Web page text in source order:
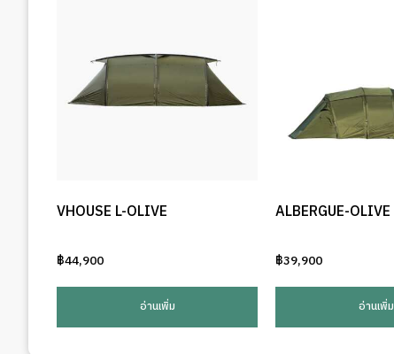
VHOUSE L-OLIVE
฿44,900
อ่านเพิ่ม
ALBERGUE-OLIVE
฿39,900
อ่านเพิ่ม